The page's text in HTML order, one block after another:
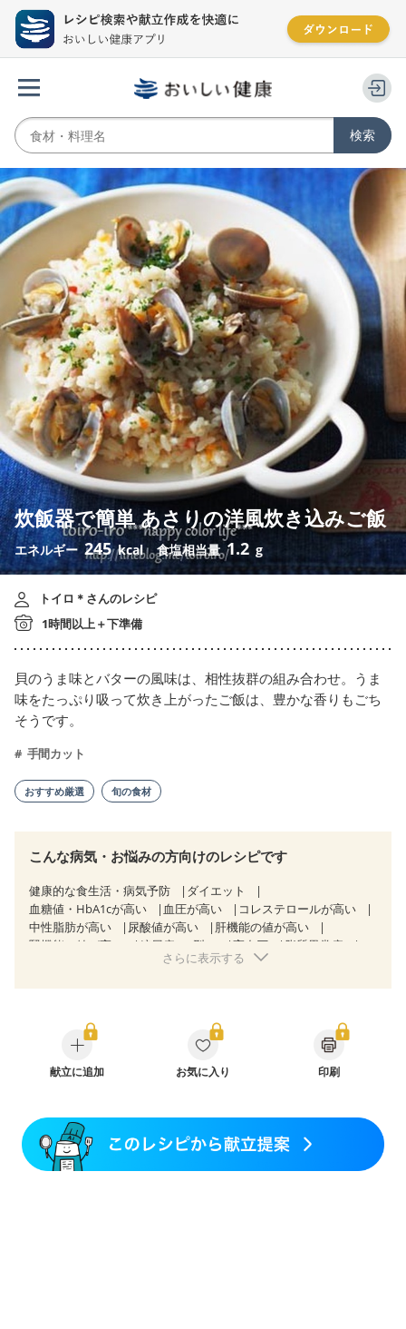
炊飯器で簡単 あさりの洋風炊き込みご飯
エネルギー245 kcal 食塩相当量1.2 g
トイロ＊さんのレシピ
1時間以上＋下準備
貝のうま味とバターの風味は、相性抜群の組み合わせ。うま
味をたっぷり吸って炊き上がったご飯は、豊かな香りもごち
そうです。
手間カット
おすすめ厳選 旬の食材
こんな病気・お悩みの方向けのレシピです
健康的な食生活・病気予防
ダイエット
血糖値・HbA1cが高い
血圧が高い
コレステロールが高い
中性脂肪が高い
尿酸値が高い
肝機能の値が高い
腎機能の値が高い
糖尿病（2型） 高血圧
脂質異常症
狭心症 心筋梗塞
乳がん（抗がん剤治療中）
乳がん（ホルモン療法中）
乳がん（放射線治療中）
乳がん治療を終えた方・経過観察中の方など
さらに表示する
献立に追加 お気に入り 印刷